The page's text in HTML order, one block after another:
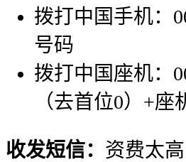
拨打中国手机：
号码
拨打中国座机：
（去首位0）+座
收发短信： 资费太